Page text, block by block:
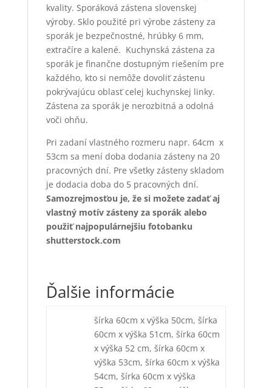
kvality. Sporáková zástena slovenskej
výroby. Sklo použité pri výrobe zásteny za
sporák je bezpečnostné, hrúbky 6 mm,
extračíre a kalené. Kuchynská zástena za
sporák je finančne dostupným riešením pre
každého, kto si nemôže dovoliť zástenu
pokrývajúcu oblasť celej kuchynskej linky.
Zástena za sporák je nerozbitná a odolná
voči ohňu.
Pri zadaní vlastného rozmeru napr. 64cm x
53cm sa mení doba dodania zásteny na 20
pracovných dní. Pre všetky zásteny skladom
je dodacia doba do 5 pracovných dní.
Samozrejmosťou je, že si možete zadať aj
vlastný motív zásteny za sporák alebo
použiť najpopulárnejšiu fotobanku
shutterstock.com
Ďalšie informácie
šírka 60cm x výška 50cm, šírka
60cm x výška 51cm, šírka 60cm
x výška 52 cm, šírka 60cm x
výška 53cm, šírka 60cm x výška
54cm, šírka 60cm x výška